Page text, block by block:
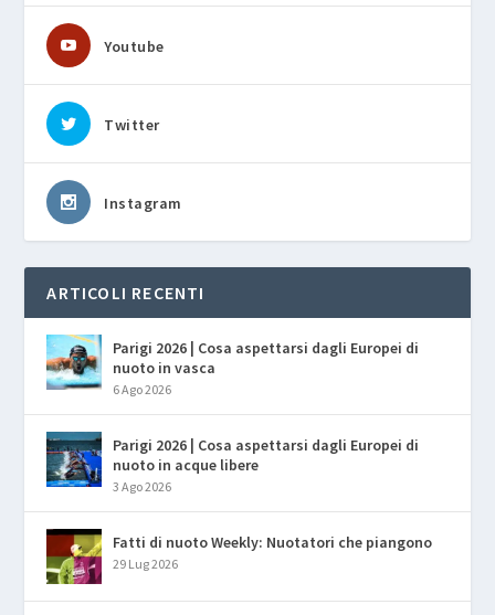
Youtube
Twitter
Instagram
ARTICOLI RECENTI
Parigi 2026 | Cosa aspettarsi dagli Europei di
nuoto in vasca
6 Ago 2026
Parigi 2026 | Cosa aspettarsi dagli Europei di
nuoto in acque libere
3 Ago 2026
Fatti di nuoto Weekly: Nuotatori che piangono
29 Lug 2026